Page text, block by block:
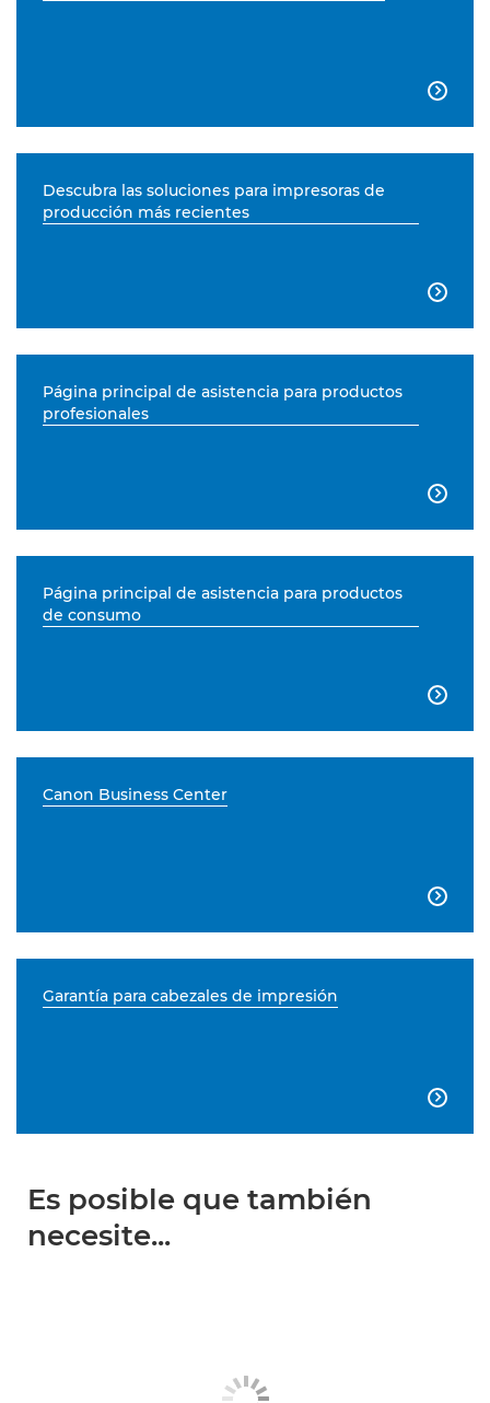

Descubra las soluciones para impresoras de
producción más recientes

Página principal de asistencia para productos
profesionales

Página principal de asistencia para productos
de consumo

Canon Business Center

Garantía para cabezales de impresión

Es posible que también
necesite...